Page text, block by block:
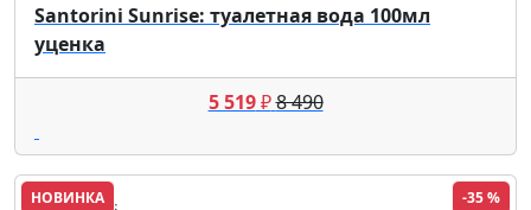
Santorini Sunrise: туалетная вода 100мл
уценка
5 519₽8 490
НОВИНКА -35 %